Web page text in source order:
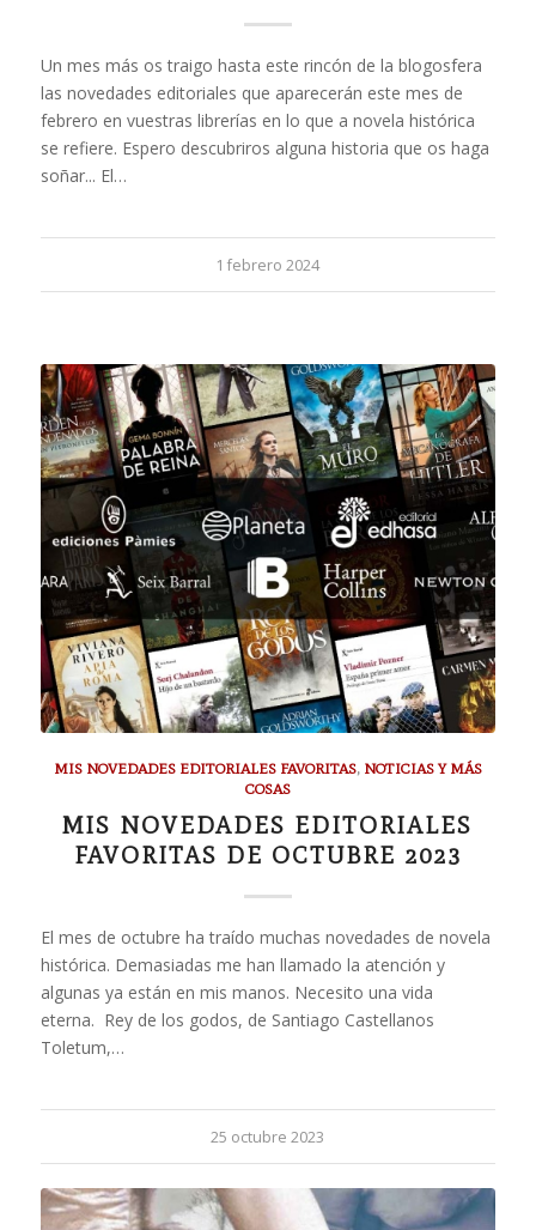
Un mes más os traigo hasta este rincón de la blogosfera
las novedades editoriales que aparecerán este mes de
febrero en vuestras librerías en lo que a novela histórica
se refiere. Espero descubriros alguna historia que os haga
soñar... El…
1 febrero 2024
MIS NOVEDADES EDITORIALES FAVORITAS, NOTICIAS Y MÁS
COSAS
MIS NOVEDADES EDITORIALES
FAVORITAS DE OCTUBRE 2023
El mes de octubre ha traído muchas novedades de novela
histórica. Demasiadas me han llamado la atención y
algunas ya están en mis manos. Necesito una vida
eterna. Rey de los godos, de Santiago Castellanos
Toletum,…
25 octubre 2023